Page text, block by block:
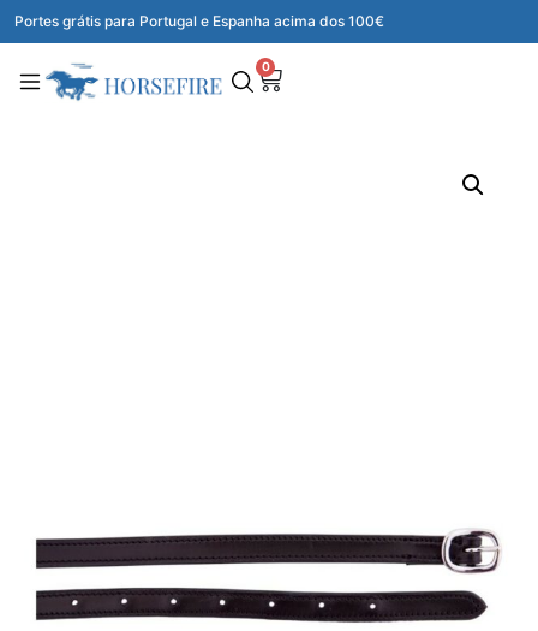
Portes grátis para Portugal e Espanha acima dos 100€
0